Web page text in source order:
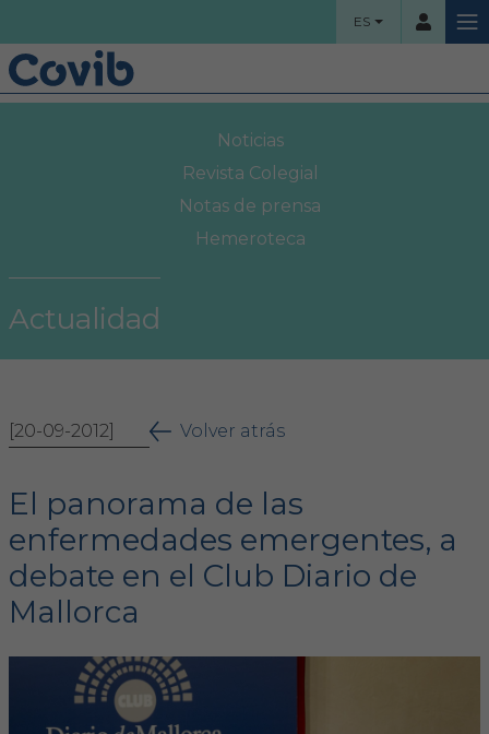
ES
HOME
Comisiones asesoras
Área Colegial
FORMACIÓN
Formación COVIB
Formaciones de otras entidades
Certificados de formaciones COVIB
Noticias
Revista Colegial
Notas de prensa
Hemeroteca
Actualidad
[20-09-2012] Volver atrás
El panorama de las
enfermedades emergentes, a
debate en el Club Diario de
Mallorca